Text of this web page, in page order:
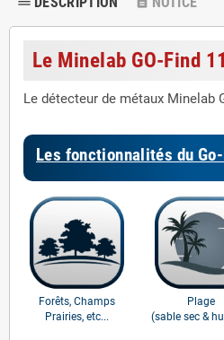
Le Minelab GO-Find 11
Le détecteur de métaux Minelab
Les fonctionnalités du
Forêts, Champs
Prairies, etc...
Plage
(sable sec &